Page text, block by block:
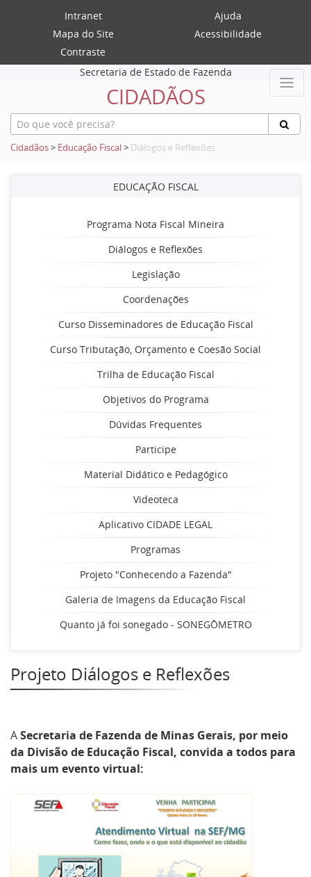
Intranet
Ajuda
Mapa do Site
Acessibilidade
Contraste
Secretaria de Estado de Fazenda
CIDADÃOS
Cidadãos> Educação Fiscal> Diálogos e Reflexões
EDUCAÇÃO FISCAL
Programa Nota Fiscal Mineira
Diálogos e Reflexões
Legislação
Coordenações
Curso Disseminadores de Educação Fiscal
Curso Tributação, Orçamento e Coesão Social
Trilha de Educação Fiscal
Objetivos do Programa
Dúvidas Frequentes
Participe
Material Didático e Pedagógico
Videoteca
Aplicativo CIDADE LEGAL
Programas
Projeto "Conhecendo a Fazenda"
Galeria de Imagens da Educação Fiscal
Quanto já foi sonegado - SONEGÔMETRO
Projeto Diálogos e Reflexões
ASecretaria de Fazenda de Minas Gerais, por meio
da Divisão de Educação Fiscal, convida a todos para
mais um evento virtual: